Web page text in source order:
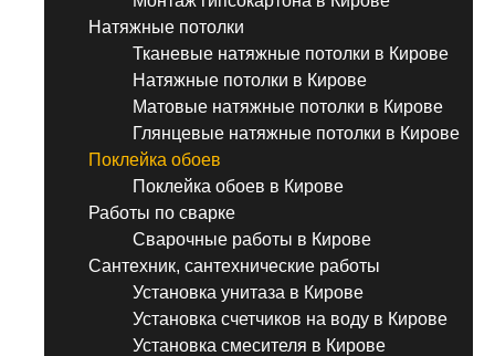
Натяжные потолки
Тканевые натяжные потолки в Кирове
Натяжные потолки в Кирове
Матовые натяжные потолки в Кирове
Глянцевые натяжные потолки в Кирове
Поклейка обоев
Поклейка обоев в Кирове
Работы по сварке
Сварочные работы в Кирове
Сантехник, сантехнические работы
Установка унитаза в Кирове
Установка счетчиков на воду в Кирове
Установка смесителя в Кирове